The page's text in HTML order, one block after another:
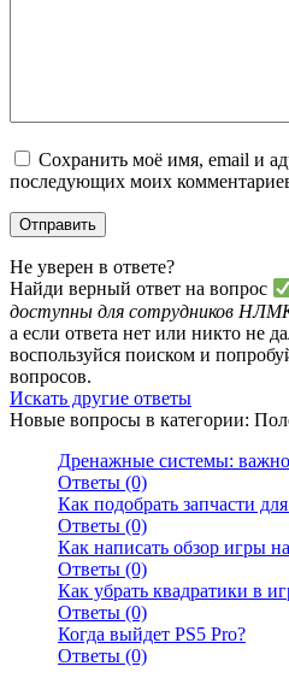
Сохранить моё имя, email и
последующих моих
Не уверен в ответе?
Найди верный ответ на вопрос
доступны для сотрудников
а если ответа нет или никто не
воспользуйся поиском и
вопросов.
Искать другие ответы
Новые вопросы в категории:
Дренажные системы:
Ответы (0)
Как подобрать запчасти
Ответы (0)
Как написать обзор игры
Ответы (0)
Как убрать квадратики в
Ответы (0)
Когда выйдет PS5 Pro?
Ответы (0)